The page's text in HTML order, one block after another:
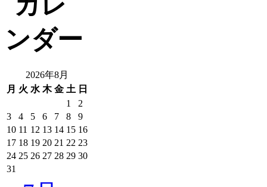
2026年8月
月 火 水 木 金 土 日
1
2
3
4 5 6 7 8
9
10 11 12 13 14 15 16
17 18 19 20 21 22 23
24 25 26 27 28 29 30
31